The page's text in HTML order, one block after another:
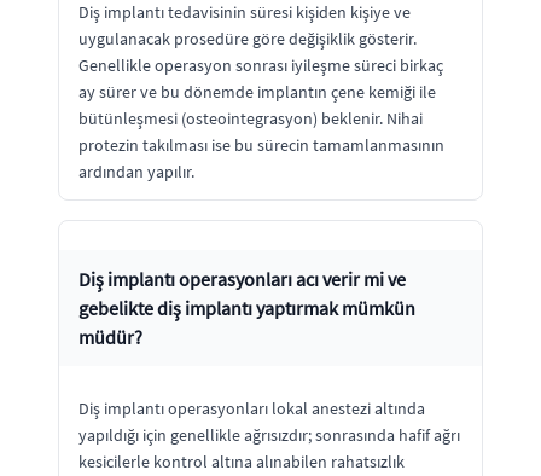
Diş implantı tedavisinin süresi kişiden kişiye ve
uygulanacak prosedüre göre değişiklik gösterir.
Genellikle operasyon sonrası iyileşme süreci birkaç
ay sürer ve bu dönemde implantın çene kemiği ile
bütünleşmesi (osteointegrasyon) beklenir. Nihai
protezin takılması ise bu sürecin tamamlanmasının
ardından yapılır.
Diş implantı operasyonları acı verir mi ve
gebelikte diş implantı yaptırmak mümkün
müdür?
Diş implantı operasyonları lokal anestezi altında
yapıldığı için genellikle ağrısızdır; sonrasında hafif ağrı
kesicilerle kontrol altına alınabilen rahatsızlık